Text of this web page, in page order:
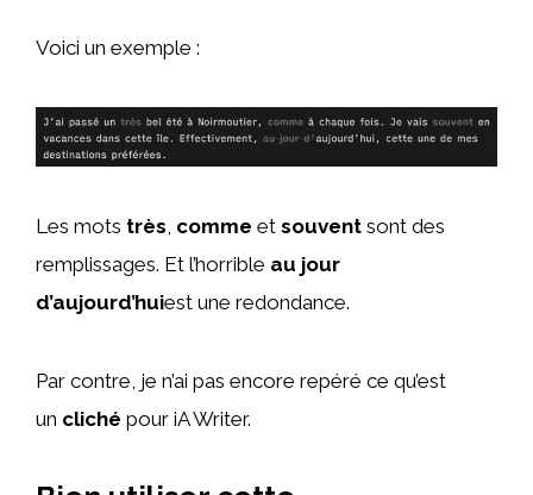
Voici un exemple :
Les mots très, comme et souvent sont des
remplissages. Et l’horrible au jour
d’aujourd’huiest une redondance.
Par contre, je n’ai pas encore repéré ce qu’est
un cliché pour iA Writer.